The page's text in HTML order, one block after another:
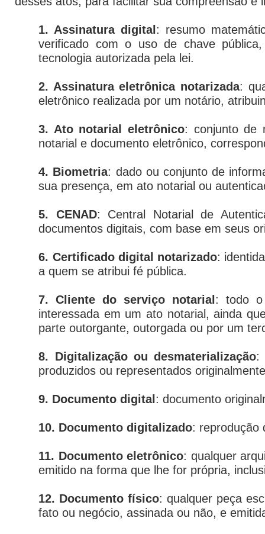
1. Assinatura digital : resumo
verificado com o uso de chave
tecnologia autorizada pela lei.
2. Assinatura eletrônica notarizada:
eletrônico realizada por um notário,
3. Ato notarial eletrônico: conjunto de
notarial e documento eletrônico,
4. Biometria: dado ou conjunto de
sua presença, em ato notarial ou
5. CENAD: Central Notarial de
documentos digitais, com base em seus
6. Certificado digital notarizado:
a quem se atribui fé pública.
7. Cliente do serviço notarial : todo o
interessada em um ato notarial, ainda
parte outorgante, outorgada ou por um
8. Digitalização ou desmaterialização:
produzidos ou representados
9. Documento digital : documento
10. Documento digitalizado: reprodução
11. Documento eletrônico: qualquer
emitido na forma que lhe for própria,
12. Documento físico: qualquer peça
fato ou negócio, assinada ou não, e